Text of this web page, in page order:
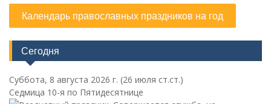
Календарь православных праздников на год
Сегодня
Суббота, 8 августа 2026 г. (26 июля ст.ст.)
Седмица 10-я по Пятидесятнице